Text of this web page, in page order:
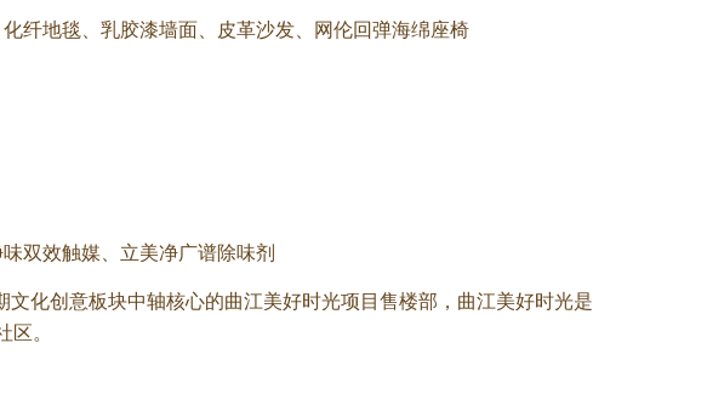
地毯、乳胶漆墙面、皮革沙发、网伦回弹海绵座椅
双效触媒、立美净广谱除味剂
文化创意板块中轴核心的曲江美好时光项目售楼部，曲江美好时光是
区。